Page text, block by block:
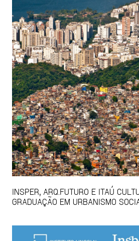
INSPER, ARQ.FUTURO E ITAÚ
GRADUAÇÃO EM URBANISMO